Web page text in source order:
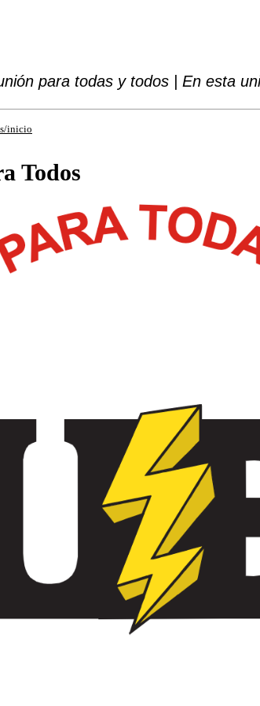
para todas y todos | En esta
inicio
Todos